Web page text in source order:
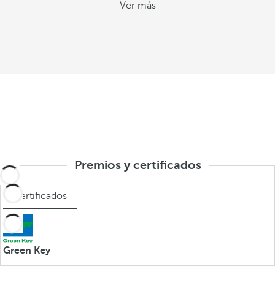
Ver más
Premios y certificados
Certificados
Green Key